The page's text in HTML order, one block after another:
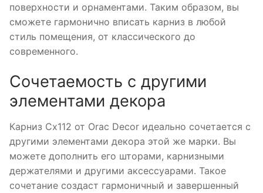
поверхности и орнаментами. Таким образом, вы
сможете гармонично вписать карниз в любой
стиль помещения, от классического до
современного.
Сочетаемость с другими
элементами декора
Карниз Cx112 от Orac Decor идеально сочетается с
другими элементами декора этой же марки. Вы
можете дополнить его шторами, карнизными
держателями и другими аксессуарами. Такое
сочетание создаст гармоничный и завершенный